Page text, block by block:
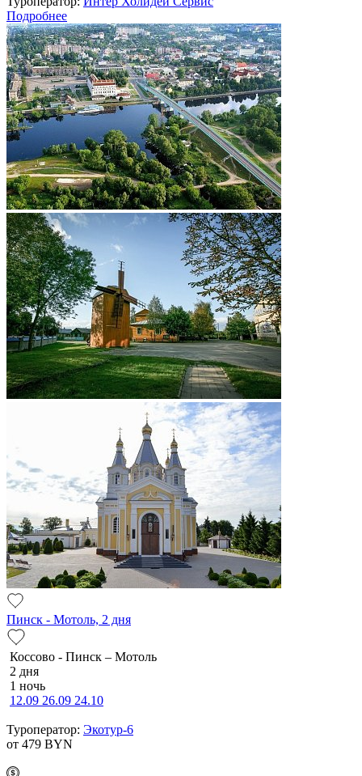
Подробнее
Пинск - Мотоль, 2 дня
Коссово - Пинск – Мотоль
2 дня
1 ночь
12.09 26.09 24.10
Туроператор: Экотур-6
от 479 BYN